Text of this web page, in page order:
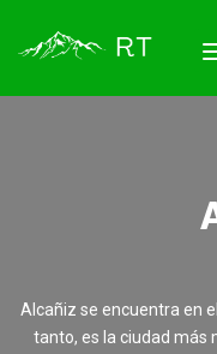
Alcañiz se encuentra en
tanto, es la ciudad más